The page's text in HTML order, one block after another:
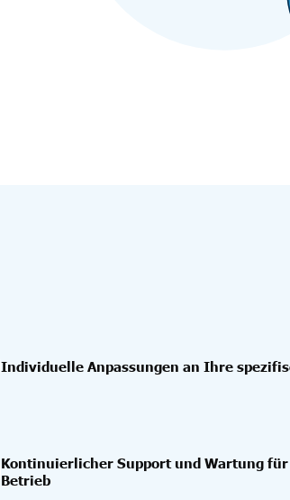
Individuelle Anpassungen an Ihre
Kontinuierlicher Support und Wartung
Betrieb